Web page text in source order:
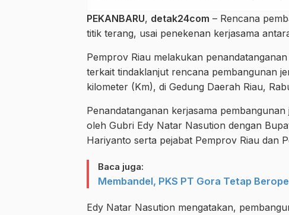
PEKANBARU, detak24com – Rencana
titik terang, usai penekenan kerjasama
Pemprov Riau melakukan
terkait tindaklanjut rencana pembangunan
kilometer (Km), di Gedung Daerah Riau,
Penandatanganan kerjasama
oleh Gubri Edy Natar Nasution dengan
Hariyanto serta pejabat Pemprov Riau dan
Baca juga:
Membandel, PKS PT Gora Tetap
Edy Natar Nasution mengatakan,